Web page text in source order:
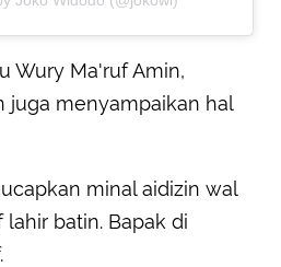
Wury Ma'ruf Amin,
juga menyampaikan hal
minal aidizin wal
batin. Bapak di